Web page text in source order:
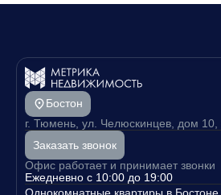
Бостон
г. Тюмень, ул. Челюскинцев, дом
Заказать звонок
Офис работает и принимает звонки
Ежедневно с 10:00 до 19:00